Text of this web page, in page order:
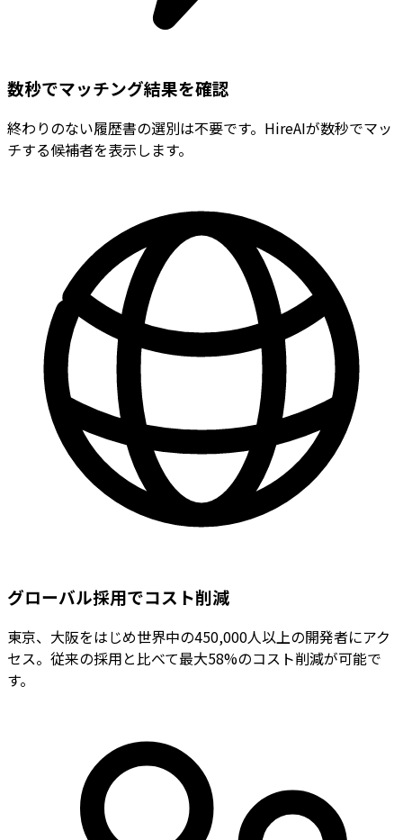
数秒でマッチング結果を確認
終わりのない履歴書の選別は不要です。HireAIが数秒でマッ
チする候補者を表示します。
グローバル採用でコスト削減
東京、大阪をはじめ世界中の450,000人以上の開発者にアク
セス。従来の採用と比べて最大58%のコスト削減が可能で
す。